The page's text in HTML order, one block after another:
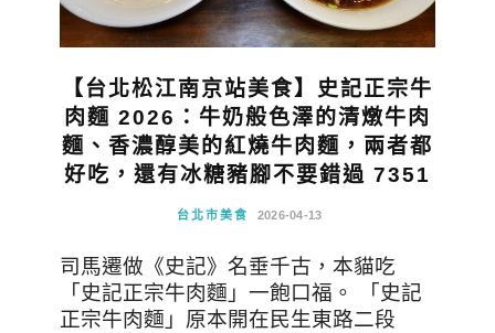
【台北松江南京站美食】史記正宗牛
肉麵 2026：牛奶般色澤的清燉牛肉
麵、香濃醇美的紅燒牛肉麵，兩者都
好吃，還有冰糖豬腳不要錯過 7351
台北市美食 2026-04-13
司馬遷做《史記》名垂千古，本貓吃
「史記正宗牛肉麵」一飽口福。 「史記
正宗牛肉麵」原本開在民生東路二段